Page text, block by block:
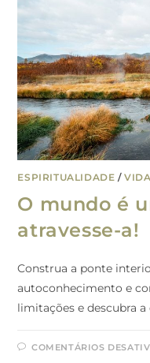
ESPIRITUALIDADE /VIDA
O mundo é
atravesse-a!
Construa a ponte
autoconhecimento e
limitações e descubra a
COMENTÁRIOS